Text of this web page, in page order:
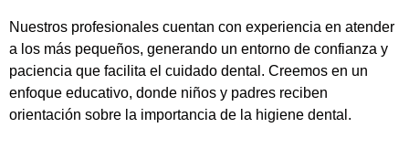
Nuestros profesionales cuentan con experiencia en atender
a los más pequeños, generando un entorno de confianza y
paciencia que facilita el cuidado dental. Creemos en un
enfoque educativo, donde niños y padres reciben
orientación sobre la importancia de la higiene dental.